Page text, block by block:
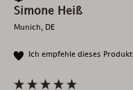
Simone Heiß
Munich, DE
Ich empfehle dieses Produkt